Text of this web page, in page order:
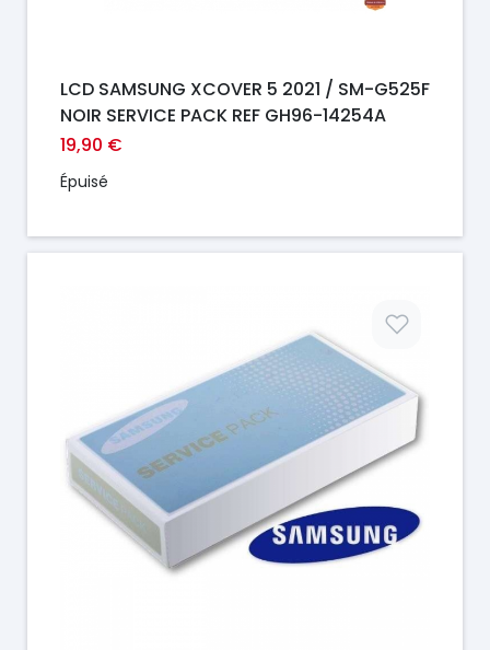
LCD SAMSUNG XCOVER 5 2021 / SM-G525F
NOIR SERVICE PACK REF GH96-14254A
19,90 €
Épuisé